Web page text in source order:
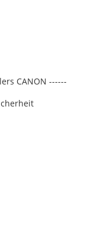
CANON ------